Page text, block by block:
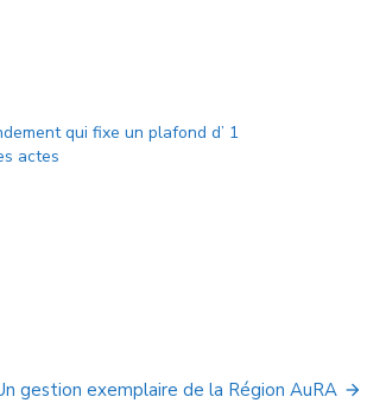
qui fixe un plafond d’ 1
actes
gestion exemplaire de la Région AuRA